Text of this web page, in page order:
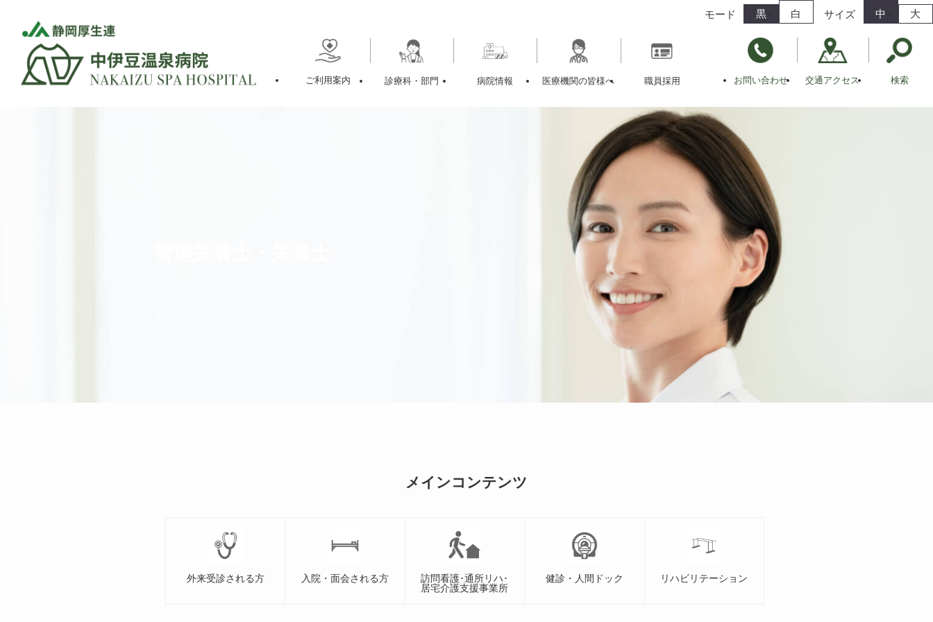
モード 黒 白 サイズ 中 大
ご利用案内 診療科・部門 病院情報 医療機関の皆様へ 職員採用 お問い合わせ 交通アクセス 検索
メインコンテンツ
外来受診される方 入院・面会される方
訪問看護･通所リハ･
居宅介護支援事業所
健診・人間ドック リハビリテーション